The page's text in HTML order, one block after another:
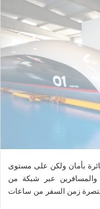
بأمان ولكن على مستوى
عبر شبكة من
زمن السفر من ساعات